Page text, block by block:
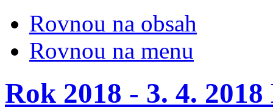
Rovnou na obsah
Rovnou na menu
Rok 2018 - 3. 4.